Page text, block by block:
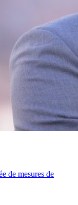
de mesures de